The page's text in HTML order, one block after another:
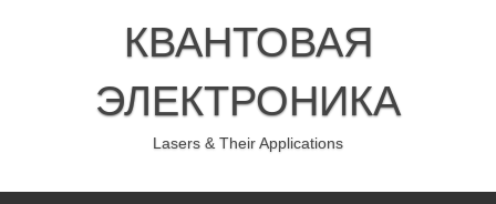
КВАНТОВАЯ
ЭЛЕКТРОНИКА
Lasers & Their Applications